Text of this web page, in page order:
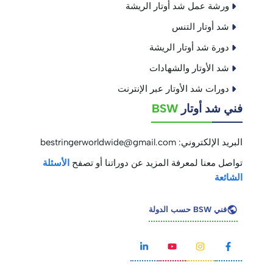
ورشة عمل شد أوتار الريشة
شد أوتار التنس
دورة شد أوتار الريشة
شد الأوتار والشهادات
دورات شد الأوتار عبر الإنترنت
فني شد أوتار BSW
البريد الإلكتروني: bestringerworldwide@gmail.com
تواصل معنا لمعرفة المزيد عن دوراتنا أو تصفح الأسئلة
الشائعة
فني BSW حسب الدولة